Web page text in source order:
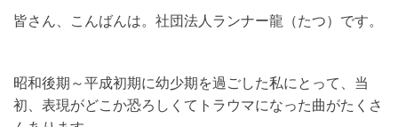
皆さん、こんばんは。社団法人ランナー龍（たつ）です。
昭和後期～平成初期に幼少期を過ごした私にとって、当
初、表現がどこか恐ろしくてトラウマになった曲がたくさ